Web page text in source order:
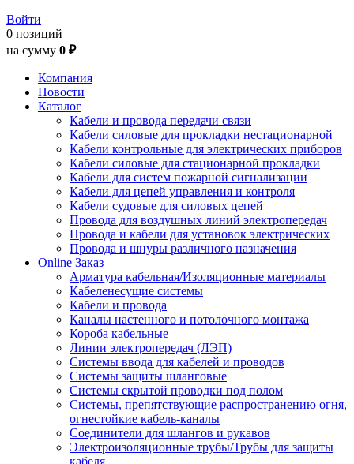
Войти
0 позиций
на сумму 0 ₽
Компания
Новости
Каталог
Кабели и провода передачи связи
Кабели силовые для прокладки нестационарной
Кабели контрольные для электрических приборов
Кабели силовые для стационарной прокладки
Кабели для систем пожарной сигнализации
Кабели для цепей управления и контроля
Кабели судовые для силовых цепей
Провода для воздушных линий электропередач
Провода и кабели для установок электрических
Провода и шнуры различного назначения
Online Заказ
Арматура кабельная/Изоляционные материалы
Кабеленесущие системы
Кабели и провода
Каналы настенного и потолочного монтажа
Короба кабельные
Линии электропередач (ЛЭП)
Системы ввода для кабелей и проводов
Системы защиты шланговые
Системы скрытой проводки под полом
Системы, препятствующие распространению огня,
огнестойкие кабель-каналы
Соединители для шлангов и рукавов
Электроизоляционные трубы/Трубы для защиты
кабеля